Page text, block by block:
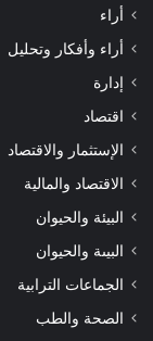
أراء
أراء وأفكار وتحليل
إدارة
اقتصاد
الإستثمار والاقتصاد
الاقتصاد والمالية
البيئة والحيوان
البيىة والحيوان
الجماعات الترابية
الصحة والطب